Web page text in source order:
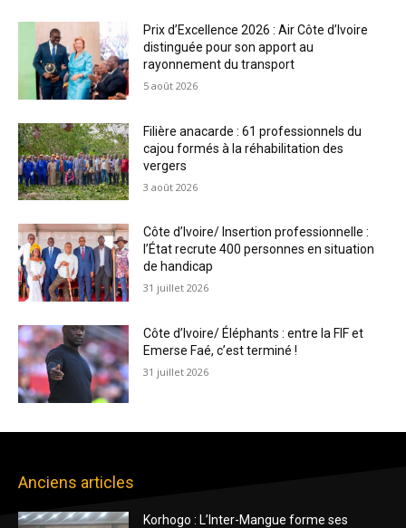
Prix d’Excellence 2026 : Air Côte d’Ivoire
distinguée pour son apport au
rayonnement du transport
5 août 2026
Filière anacarde : 61 professionnels du
cajou formés à la réhabilitation des
vergers
3 août 2026
Côte d’Ivoire/ Insertion professionnelle :
l’État recrute 400 personnes en situation
de handicap
31 juillet 2026
Côte d’Ivoire/ Éléphants : entre la FIF et
Emerse Faé, c’est terminé !
31 juillet 2026
Anciens articles
Korhogo : L’Inter-Mangue forme ses